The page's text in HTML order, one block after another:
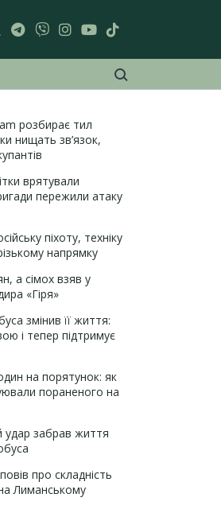
розбирає тил
нищать зв’язок,
врятували
пережили атаку
піхоту, техніку
напрямку
а сімох взяв у
«Гіря»
змінив її життя:
і тепер підтримує
на порятунок: як
пораненого на
удар забрав життя
про складність
Лиманському